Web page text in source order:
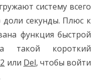
систему всего
доли секунды. Плюс к
функция быстрой
такой короткий
или Del, чтобы войти